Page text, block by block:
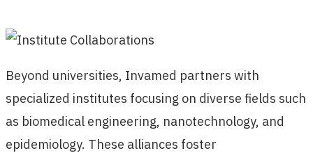
Beyond universities, Invamed partners with
specialized institutes focusing on diverse fields such
as biomedical engineering, nanotechnology, and
epidemiology. These alliances foster